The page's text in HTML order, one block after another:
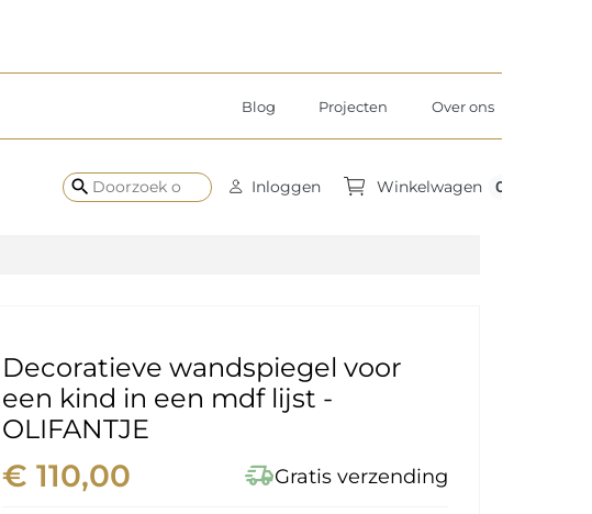
Blog Projecten Over ons
search Inloggen Winkelwagen 0
Decoratieve wandspiegel voor
een kind in een mdf lijst -
OLIFANTJE
€ 110,00 delivery_truck_speedGratis verzending